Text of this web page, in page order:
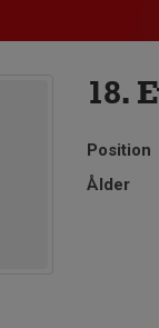
18.
Position
Ålder